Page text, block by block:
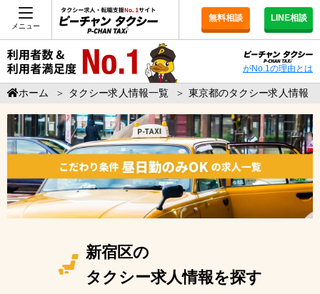
メニュー
無料相談 LINE相談
がNo.1の理由とは
ホーム ＞ タクシー求人情報一覧 ＞ 東京都のタクシー求人情報
新宿区の
タクシー求人情報を探す